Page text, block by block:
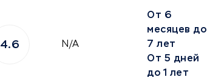
4.6 N/A
От 6
месяцев до
7 лет
От 5 дней
до 1 лет